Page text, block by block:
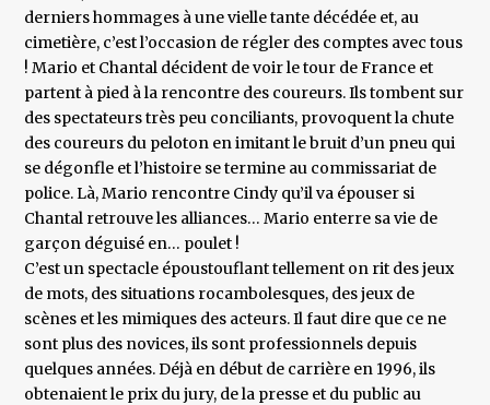
derniers hommages à une vielle tante décédée et, au
cimetière, c’est l’occasion de régler des comptes avec tous
! Mario et Chantal décident de voir le tour de France et
partent à pied à la rencontre des coureurs. Ils tombent sur
des spectateurs très peu conciliants, provoquent la chute
des coureurs du peloton en imitant le bruit d’un pneu qui
se dégonfle et l’histoire se termine au commissariat de
police. Là, Mario rencontre Cindy qu’il va épouser si
Chantal retrouve les alliances… Mario enterre sa vie de
garçon déguisé en… poulet !
C’est un spectacle époustouflant tellement on rit des jeux
de mots, des situations rocambolesques, des jeux de
scènes et les mimiques des acteurs. Il faut dire que ce ne
sont plus des novices, ils sont professionnels depuis
quelques années. Déjà en début de carrière en 1996, ils
obtenaient le prix du jury, de la presse et du public au